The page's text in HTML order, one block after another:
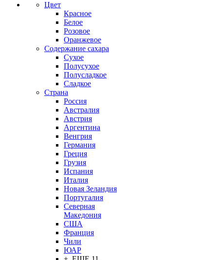
Цвет
Красное
Белое
Розовое
Оранжевое
Содержание сахара
Сухое
Полусухое
Полусладкое
Сладкое
Страна
Россия
Австралия
Австрия
Аргентина
Венгрия
Германия
Греция
Грузия
Испания
Италия
Новая Зеландия
Португалия
Северная
Македония
США
Франция
Чили
ЮАР